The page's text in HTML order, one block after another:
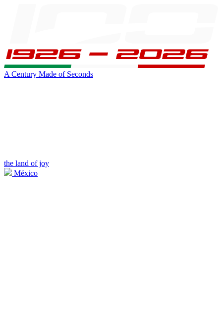
A Century Made of Seconds
the land of joy
México